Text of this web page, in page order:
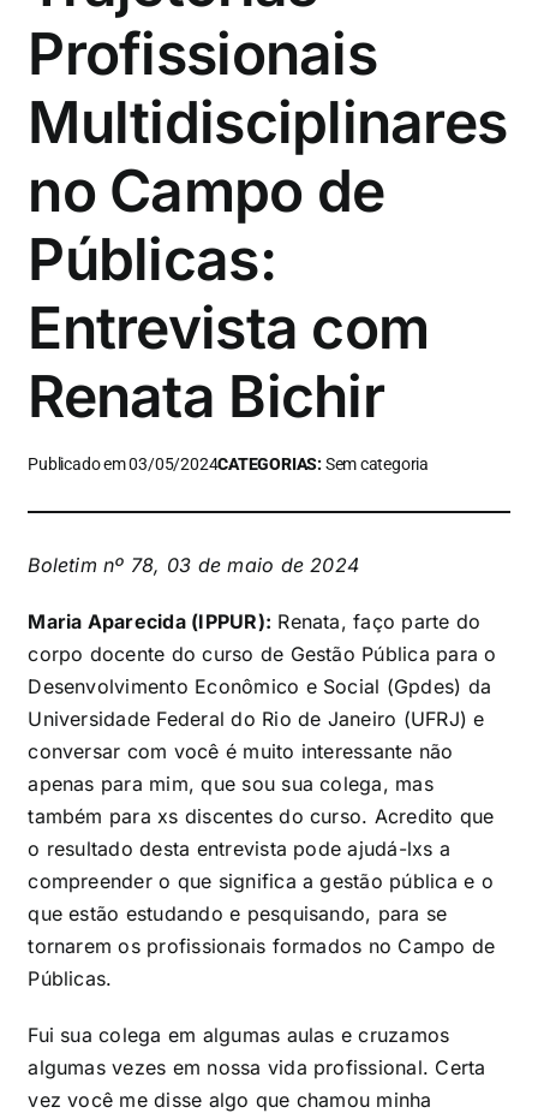
Profissionais
Multidisciplinares
no Campo de
Públicas:
Entrevista com
Renata Bichir
Publicado em 03/05/2024CATEGORIAS:Sem categoria
Boletim nº 78, 03 de maio de 2024
Maria Aparecida (IPPUR): Renata, faço parte do
corpo docente do curso de Gestão Pública para o
Desenvolvimento Econômico e Social (Gpdes) da
Universidade Federal do Rio de Janeiro (UFRJ) e
conversar com você é muito interessante não
apenas para mim, que sou sua colega, mas
também para xs discentes do curso. Acredito que
o resultado desta entrevista pode ajudá-lxs a
compreender o que significa a gestão pública e o
que estão estudando e pesquisando, para se
tornarem os profissionais formados no Campo de
Públicas.
Fui sua colega em algumas aulas e cruzamos
algumas vezes em nossa vida profissional. Certa
vez você me disse algo que chamou minha